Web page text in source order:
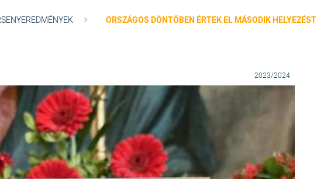
ORSZÁGOS DÖNTŐBEN ÉRTEK EL MÁSODIK HELYEZÉST
2023/2024